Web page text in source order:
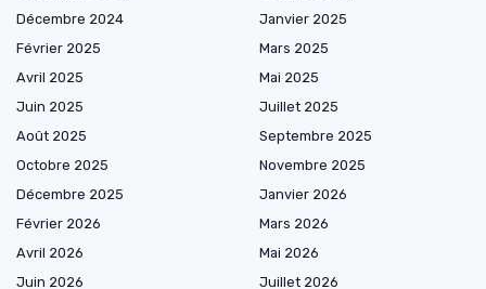
Décembre 2024
Janvier 2025
Février 2025
Mars 2025
Avril 2025
Mai 2025
Juin 2025
Juillet 2025
Août 2025
Septembre 2025
Octobre 2025
Novembre 2025
Décembre 2025
Janvier 2026
Février 2026
Mars 2026
Avril 2026
Mai 2026
Juin 2026
Juillet 2026